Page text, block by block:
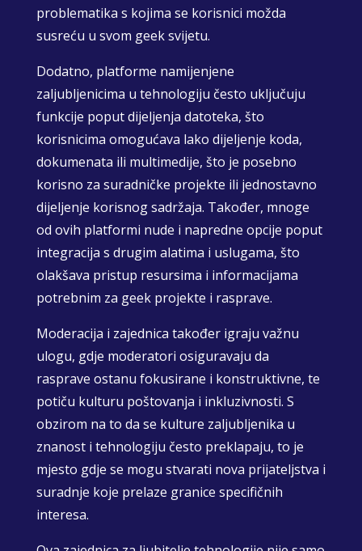
problematika s kojima se korisnici možda
susreću u svom geek svijetu.
Dodatno, platforme namijenjene
zaljubljenicima u tehnologiju često uključuju
funkcije poput dijeljenja datoteka, što
korisnicima omogućava lako dijeljenje koda,
dokumenata ili multimedije, što je posebno
korisno za suradničke projekte ili jednostavno
dijeljenje korisnog sadržaja. Također, mnoge
od ovih platformi nude i napredne opcije poput
integracija s drugim alatima i uslugama, što
olakšava pristup resursima i informacijama
potrebnim za geek projekte i rasprave.
Moderacija i zajednica također igraju važnu
ulogu, gdje moderatori osiguravaju da
rasprave ostanu fokusirane i konstruktivne, te
potiču kulturu poštovanja i inkluzivnosti. S
obzirom na to da se kulture zaljubljenika u
znanost i tehnologiju često preklapaju, to je
mjesto gdje se mogu stvarati nova prijateljstva i
suradnje koje prelaze granice specifičnih
interesa.